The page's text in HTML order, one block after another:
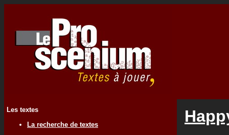
Les textes
La recherche de textes